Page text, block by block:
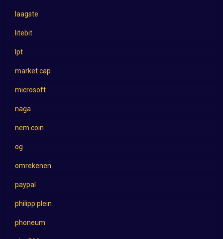
laagste
litebit
lpt
market cap
microsoft
naga
nem coin
og
omrekenen
paypal
philipp plein
phoneum